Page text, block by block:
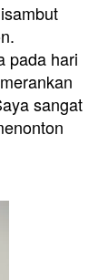
pada hari
sangat